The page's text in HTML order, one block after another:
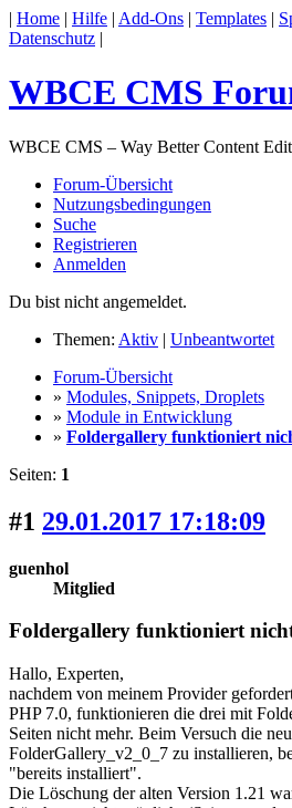
| Home | Hilfe | Add-Ons | Templates |
Datenschutz |
WBCE CMS
WBCE CMS – Way Better Content
Forum-Übersicht
Nutzungsbedingungen
Suche
Registrieren
Anmelden
Du bist nicht angemeldet.
Themen: Aktiv | Unbeantwortet
Forum-Übersicht
» Modules, Snippets, Droplets
» Module in Entwicklung
» Foldergallery funktioniert
Seiten: 1
#1 29.01.2017 17:18:09
guenhol
Mitglied
Foldergallery funktioniert
Hallo, Experten,
nachdem von meinem Provider
PHP 7.0, funktionieren die drei mit
Seiten nicht mehr. Beim Versuch die
FolderGallery_v2_0_7 zu installieren,
"bereits installiert".
Die Löschung der alten Version 1.21